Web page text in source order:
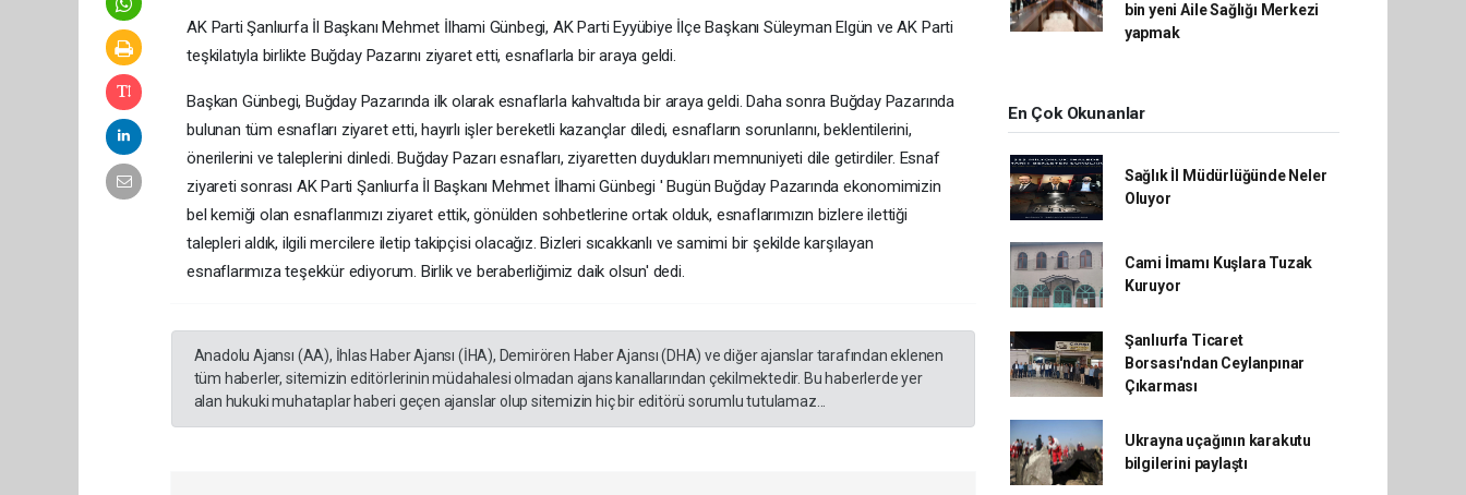
AK Parti Şanlıurfa İl Başkanı Mehmet İlhami Günbegi, AK Parti Eyyübiye İlçe Başkanı Süleyman Elgün ve AK Parti
teşkilatıyla birlikte Buğday Pazarını ziyaret etti, esnaflarla bir araya geldi.
Başkan Günbegi, Buğday Pazarında ilk olarak esnaflarla kahvaltıda bir araya geldi. Daha sonra Buğday Pazarında
bulunan tüm esnafları ziyaret etti, hayırlı işler bereketli kazançlar diledi, esnafların sorunlarını, beklentilerini,
önerilerini ve taleplerini dinledi. Buğday Pazarı esnafları, ziyaretten duydukları memnuniyeti dile getirdiler. Esnaf
ziyareti sonrası AK Parti Şanlıurfa İl Başkanı Mehmet İlhami Günbegi ' Bugün Buğday Pazarında ekonomimizin
bel kemiği olan esnaflarımızı ziyaret ettik, gönülden sohbetlerine ortak olduk, esnaflarımızın bizlere ilettiği
talepleri aldık, ilgili mercilere iletip takipçisi olacağız. Bizleri sıcakkanlı ve samimi bir şekilde karşılayan
esnaflarımıza teşekkür ediyorum. Birlik ve beraberliğimiz daik olsun' dedi.
Anadolu Ajansı (AA), İhlas Haber Ajansı (İHA), Demirören Haber Ajansı (DHA) ve diğer ajanslar tarafından eklenen
tüm haberler, sitemizin editörlerinin müdahalesi olmadan ajans kanallarından çekilmektedir. Bu haberlerde yer
alan hukuki muhataplar haberi geçen ajanslar olup sitemizin hiç bir editörü sorumlu tutulamaz...
bin yeni Aile Sağlığı Merkezi
yapmak
En Çok Okunanlar
Sağlık İl Müdürlüğünde Neler
Oluyor
Cami İmamı Kuşlara Tuzak
Kuruyor
Şanlıurfa Ticaret
Borsası'ndan Ceylanpınar
Çıkarması
Ukrayna uçağının karakutu
bilgilerini paylaştı